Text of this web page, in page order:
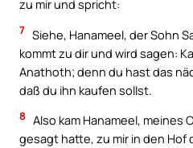
zu mir und spricht:
7 Siehe, Hanameel, der Sohn
kommt zu dir und wird sagen:
Anathoth; denn du hast das
daß du ihn kaufen sollst.
8 Also kam Hanameel, meines
gesagt hatte, zu mir in den Hof